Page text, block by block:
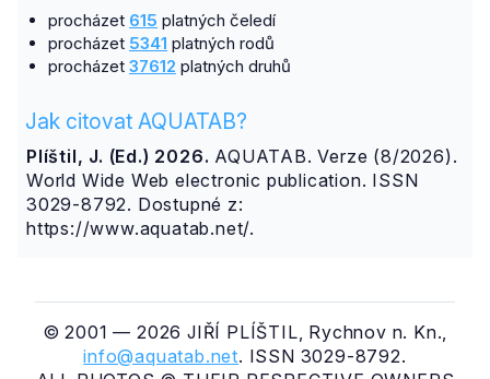
procházet 615 platných čeledí
procházet 5341 platných rodů
procházet 37612 platných druhů
Jak citovat AQUATAB?
Plíštil, J. (Ed.) 2026. AQUATAB. Verze (8/2026).
World Wide Web electronic publication. ISSN
3029-8792. Dostupné z:
https://www.aquatab.net/.
© 2001 — 2026 JIŘÍ PLÍŠTIL, Rychnov n. Kn.,
info@aquatab.net. ISSN 3029-8792.